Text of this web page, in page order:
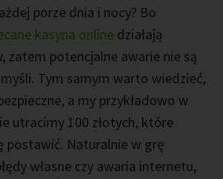
porze dnia i nocy? Bo
kasyna online działają
zatem potencjalne awarie nie są
Tym samym warto wiedzieć,
a my przykładowo w
utracimy 100 złotych, które
postawić. Naturalnie w grę
własne czy awaria internetu,